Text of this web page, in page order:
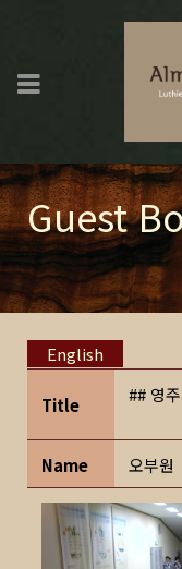
Guest
English
Title
## 영
Name 오부원